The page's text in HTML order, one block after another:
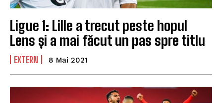
Ligue 1: Lille a trecut peste hopul
Lens și a mai făcut un pas spre titlu
EXTERN 8 Mai 2021